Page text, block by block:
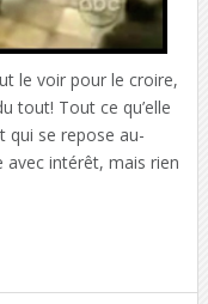
le voir pour le croire,
tout! Tout ce qu’elle
qui se repose au-
avec intérêt, mais rien